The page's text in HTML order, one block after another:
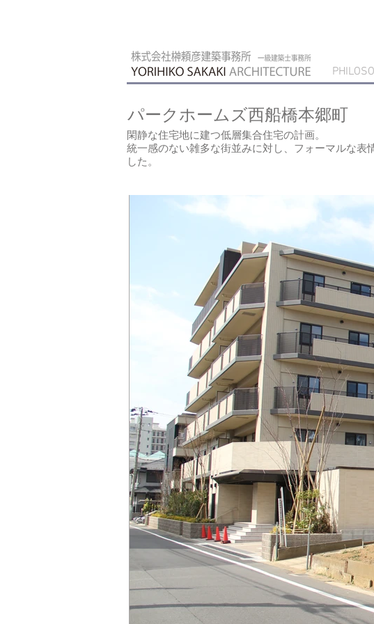
パークホームズ西船橋本郷町
閑静な住宅地に建つ低層集合住宅の計画。
統一感のない雑多な街並みに対し、フォーマルな
した。